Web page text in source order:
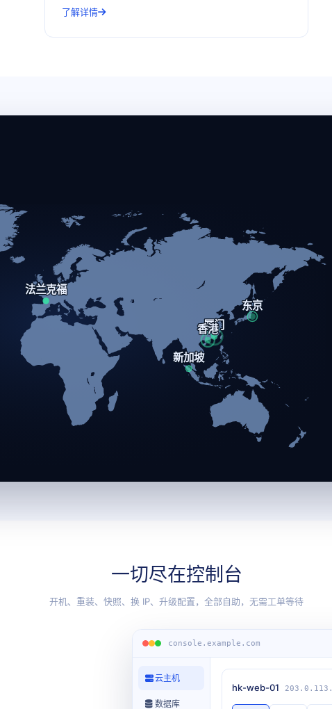
了解详情
厦门
香港
东京
新加坡
法兰克福
一切尽在控制台
开机、重装、快照、换 IP、升级配置，全部自助，无需工单等待
console.example.com
云主机
数据库
hk-web-01